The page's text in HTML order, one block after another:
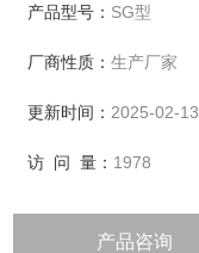
产品型号： SG型
厂商性质：生产厂家
更新时间： 2025-02-13
访 问 量： 1978
产品咨询